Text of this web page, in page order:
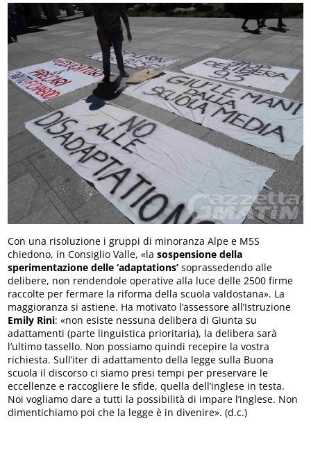
Con una risoluzione i gruppi di minoranza Alpe e M5S
chiedono, in Consiglio Valle, «lasospensione della
sperimentazione delle ‘adaptations’ soprassedendo alle
delibere, non rendendole operative alla luce delle 2500 firme
raccolte per fermare la riforma della scuola valdostana». La
maggioranza si astiene. Ha motivato l’assessore all’Istruzione
Emily Rini: «non esiste nessuna delibera di Giunta su
adattamenti (parte linguistica prioritaria), la delibera sarà
l’ultimo tassello. Non possiamo quindi recepire la vostra
richiesta. Sull’iter di adattamento della legge sulla Buona
scuola il discorso ci siamo presi tempi per preservare le
eccellenze e raccogliere le sfide, quella dell’inglese in testa.
Noi vogliamo dare a tutti la possibilità di impare l’inglese. Non
dimentichiamo poi che la legge è in divenire». (d.c.)